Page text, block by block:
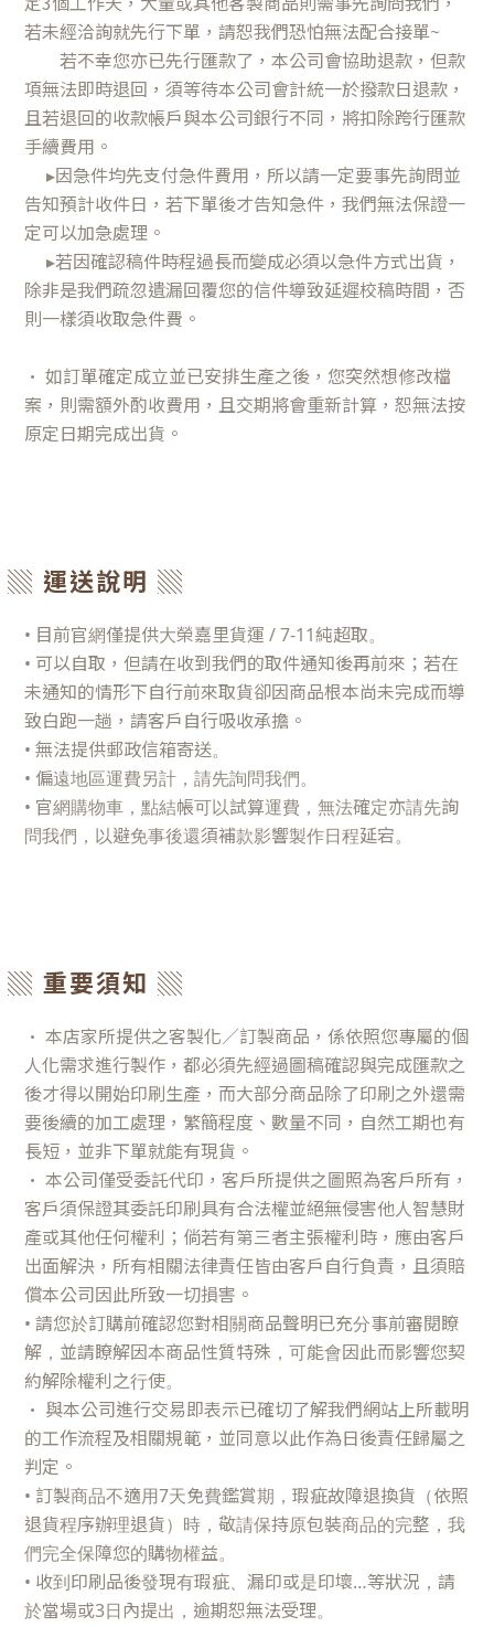
若未經洽詢就先行下單，請恕我們恐怕無法配合接單~
若不幸您亦已先行匯款了，本公司會協助退款，但款
項無法即時退回，須等待本公司會計統一於撥款日退款，
且若退回的收款帳戶與本公司銀行不同，將扣除跨行匯款
手續費用。
▸因急件均先支付急件費用，所以請一定要事先詢問並
告知預計收件日，若下單後才告知急件，我們無法保證一
定可以加急處理。
▸若因確認稿件時程過長而變成必須以急件方式出貨，
除非是我們疏忽遺漏回覆您的信件導致延遲校稿時間，否
則一樣須收取急件費。
• 如訂單確定成立並已安排生產之後，您突然想修改檔
案，則需額外酌收費用，且交期將會重新計算，恕無法按
原定日期完成出貨。
▒ 運送說明 ▒
• 目前官網僅提供大榮嘉里貨運 / 7-11純超取。
• 可以自取，但請在收到我們的取件通知後再前來；若在
未通知的情形下自行前來取貨卻因商品根本尚未完成而導
致白跑一趟，請客戶自行吸收承擔。
• 無法提供郵政信箱寄送。
• 偏遠地區運費另計，請先詢問我們。
• 官網購物車，點結帳可以試算運費，無法確定亦請先詢
問我們，以避免事後還須補款影響製作日程延宕。
▒ 重要須知 ▒
• 本店家所提供之客製化／訂製商品，係依照您專屬的個
人化需求進行製作，都必須先經過圖稿確認與完成匯款之
後才得以開始印刷生產，而大部分商品除了印刷之外還需
要後續的加工處理，繁簡程度、數量不同，自然工期也有
長短，並非下單就能有現貨。
• 本公司僅受委託代印，客戶所提供之圖照為客戶所有，
客戶須保證其委託印刷具有合法權並絕無侵害他人智慧財
產或其他任何權利；倘若有第三者主張權利時，應由客戶
出面解決，所有相關法律責任皆由客戶自行負責，且須賠
償本公司因此所致一切損害。
• 請您於訂購前確認您對相關商品聲明已充分事前審閱瞭
解，並請瞭解因本商品性質特殊，可能會因此而影響您契
約解除權利之行使。
• 與本公司進行交易即表示已確切了解我們網站上所載明
的工作流程及相關規範，並同意以此作為日後責任歸屬之
判定。
• 訂製商品不適用7天免費鑑賞期，瑕疵故障退換貨（依照
退貨程序辦理退貨）時，敬請保持原包裝商品的完整，我
們完全保障您的購物權益。
• 收到印刷品後發現有瑕疵、漏印或是印壞…等狀況，請
於當場或3日內提出，逾期恕無法受理。